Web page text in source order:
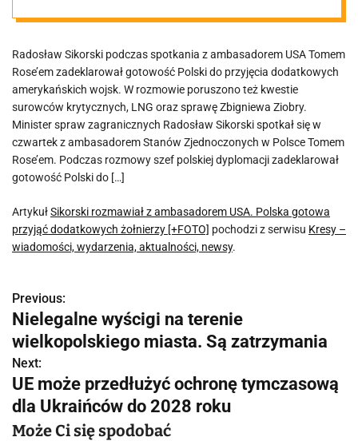
gotowa przyjąć
dodatkowych
żołnierzy
[+FOTO]
Radosław Sikorski podczas spotkania z ambasadorem USA Tomem
Rose’em zadeklarował gotowość Polski do przyjęcia dodatkowych
amerykańskich wojsk. W rozmowie poruszono też kwestie
surowców krytycznych, LNG oraz sprawę Zbigniewa Ziobry.
Minister spraw zagranicznych Radosław Sikorski spotkał się w
czwartek z ambasadorem Stanów Zjednoczonych w Polsce Tomem
Rose’em. Podczas rozmowy szef polskiej dyplomacji zadeklarował
gotowość Polski do […]
ArtykułSikorski rozmawiał z ambasadorem USA. Polska gotowa
przyjąć dodatkowych żołnierzy [+FOTO] pochodzi z serwisu Kresy –
wiadomości, wydarzenia, aktualności, newsy.
N
a
w
i
g
Previous:
Nielegalne wyścigi na terenie
wielkopolskiego miasta. Są zatrzymania
Next:
UE może przedłużyć ochronę tymczasową
dla Ukraińców do 2028 roku
Może Ci się spodobać